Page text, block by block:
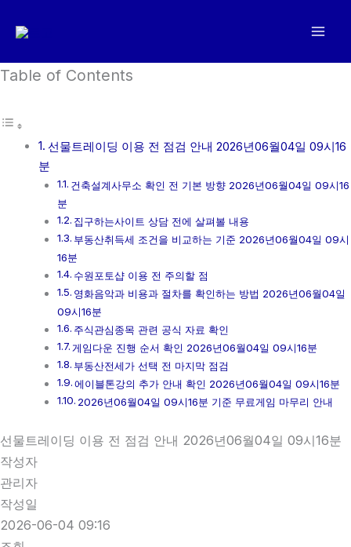
로
너
Table of Contents
선물트레이딩 이용 전 점검 안내 2026년06월04일 09시16
분
건축설계사무소 확인 전 기본 방향 2026년06월04일 09시16
분
집구하는사이트 상담 전에 살펴볼 내용
부동산취득세 조건을 비교하는 기준 2026년06월04일 09시
16분
수원포토샵 이용 전 주의할 점
영화음악과 비용과 절차를 확인하는 방법 2026년06월04일
09시16분
주식관심종목 관련 공식 자료 확인
게임다운 진행 순서 확인 2026년06월04일 09시16분
부동산전세가 선택 전 마지막 점검
에이블톤강의 추가 안내 확인 2026년06월04일 09시16분
2026년06월04일 09시16분 기준 무료게임 마무리 안내
선물트레이딩 이용 전 점검 안내 2026년06월04일 09시16분
작성자
관리자
작성일
2026-06-04 09:16